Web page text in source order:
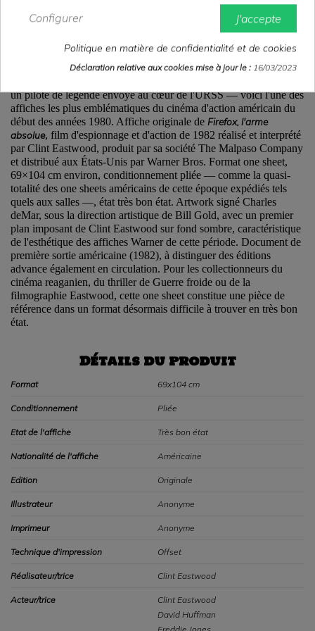
Description
un pilote de légende envoyé au cœur de l'URSS — voici l'une des
affiches les plus emblématiques du cinéma d'action américain du
début des années 1980. Affiche originale de Firefox, l'arme
absolue, film d'espionnage et d'action de 1982 réalisé et interprété
par Clint Eastwood, produit par sa société The Malpaso Company
et distribué aux États-Unis par Warner Bros. Format one sheet,
69×104 cm environ, conditionnement pliée — comme la quasi-
totalité des one sheets américains de cette époque expédiés tels
quels aux salles —, état très bon état. Artwork signé Charles
deMar, sous la direction artistique de Bill Gold, avec un premier
plan imposant de Clint Eastwood sur fond sombre, caractéristique
de l'esthétique des affiches Warner de cette période. Document de
première sortie américaine (1982), à distinguer des éditions
advance également en circulation. Pour les collectionneurs du
cinéma reaganien, du thriller de Guerre froide ou de la
filmographie Eastwood, cette one sheet constitue une pièce de
référence dans un format désormais difficile à trouver en très bon
état.
Détails du produit
Format 69x104 cm
Conditionnement Pliée
Etat de l'affiche Très bon état
Nationalité de l'affiche Américaine
Edition Originale
Illustrateur Anonyme
Imprimeur Anonyme
Technique d'impression Offset
Réalisateur/trice Clint Eastwood
Acteur/trice
Clint Eastwood
David Huffman
J'accepte
Configurer
Politique en matière de confidentialité et de cookies
Déclaration relative aux cookies mise à jour le : 16/03/2023